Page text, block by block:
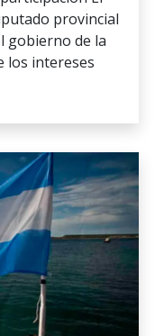
provincial
gobierno de la
los intereses